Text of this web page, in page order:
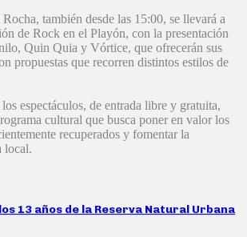
también desde las 15:00, se llevará a
de Rock en el Playón, con la presentación
Quin Quia y Vórtice, que ofrecerán sus
propuestas que recorren distintos estilos de
espectáculos, de entrada libre y gratuita,
cultural que busca poner en valor los
recuperados y fomentar la
local.
13 años de la Reserva Natural Urbana